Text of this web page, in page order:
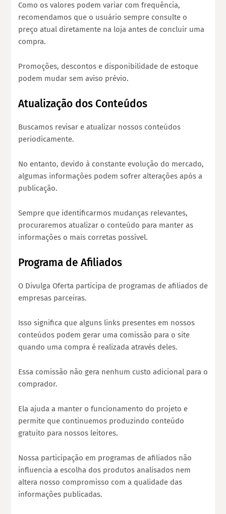
Como os valores podem variar com frequência,
recomendamos que o usuário sempre consulte o
preço atual diretamente na loja antes de concluir uma
compra.
Promoções, descontos e disponibilidade de estoque
podem mudar sem aviso prévio.
Atualização dos Conteúdos
Buscamos revisar e atualizar nossos conteúdos
periodicamente.
No entanto, devido à constante evolução do mercado,
algumas informações podem sofrer alterações após a
publicação.
Sempre que identificarmos mudanças relevantes,
procuraremos atualizar o conteúdo para manter as
informações o mais corretas possível.
Programa de Afiliados
O Divulga Oferta participa de programas de afiliados de
empresas parceiras.
Isso significa que alguns links presentes em nossos
conteúdos podem gerar uma comissão para o site
quando uma compra é realizada através deles.
Essa comissão não gera nenhum custo adicional para o
comprador.
Ela ajuda a manter o funcionamento do projeto e
permite que continuemos produzindo conteúdo
gratuito para nossos leitores.
Nossa participação em programas de afiliados não
influencia a escolha dos produtos analisados nem
altera nosso compromisso com a qualidade das
informações publicadas.